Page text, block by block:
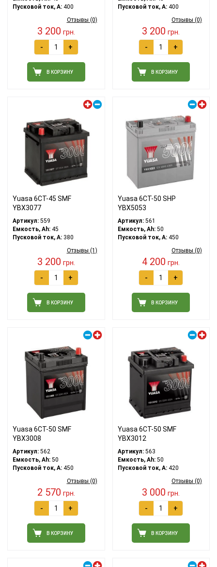
Пусковой ток, A: 400
Отзывы (0)
3 200 грн.
- +
В КОРЗИНУ
Пусковой ток, A:400
Отзывы (0)
3 200 грн.
- +
В КОРЗИНУ
Yuasa 6СТ-45 SMF
YBX3077
Артикул: 559
Емкость, Ah: 45
Пусковой ток, A: 380
Отзывы (1)
3 200 грн.
- +
В КОРЗИНУ
Yuasa 6СТ-50 SHP
YBX5053
Артикул:561
Емкость, Ah:50
Пусковой ток, A:450
Отзывы (0)
4 200 грн.
- +
В КОРЗИНУ
Yuasa 6СТ-50 SMF
YBX3008
Артикул: 562
Емкость, Ah: 50
Пусковой ток, A: 450
Отзывы (0)
2 570 грн.
- +
В КОРЗИНУ
Yuasa 6СТ-50 SMF
YBX3012
Артикул:563
Емкость, Ah:50
Пусковой ток, A:420
Отзывы (0)
3 000 грн.
- +
В КОРЗИНУ